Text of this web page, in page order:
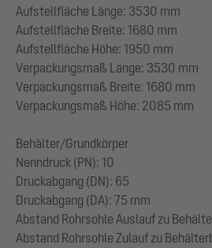
Aufstellfläche Länge: 3530 mm
Aufstellfläche Breite: 1680 mm
Aufstellfläche Höhe: 1950 mm
Verpackungsmaß Länge: 3530 mm
Verpackungsmaß Breite: 1680 mm
Verpackungsmaß Höhe: 2085 mm
Behälter/Grundkörper
Nenndruck (PN): 10
Druckabgang (DN): 65
Druckabgang (DA): 75 mm
Abstand Rohrsohle Auslauf zu
Abstand Rohrsohle Zulauf zu